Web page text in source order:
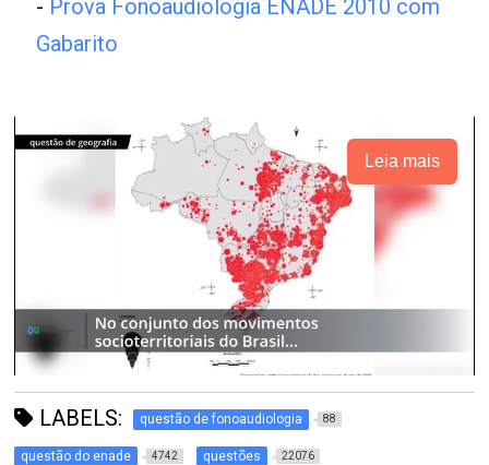
- Prova Fonoaudiologia ENADE 2010 com
Gabarito
Leia mais
LABELS: questão de fonoaudiologia 88
questão do enade 4742 questões 22076